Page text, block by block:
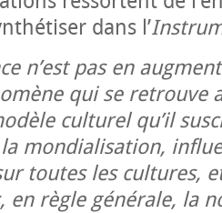
dans l’
n’est pas en
qui se
culturel qu’il
mondialisation,
toutes les cultures,
en règle générale, la